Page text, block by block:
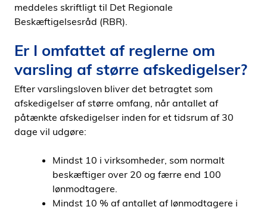
meddeles skriftligt til Det Regionale
Beskæftigelsesråd (RBR).
Er I omfattet af reglerne om
varsling af større afskedigelser?
Efter varslingsloven bliver det betragtet som
afskedigelser af større omfang, når antallet af
påtænkte afskedigelser inden for et tidsrum af 30
dage vil udgøre:
Mindst 10 i virksomheder, som normalt
beskæftiger over 20 og færre end 100
lønmodtagere.
Mindst 10 % af antallet af lønmodtagere i